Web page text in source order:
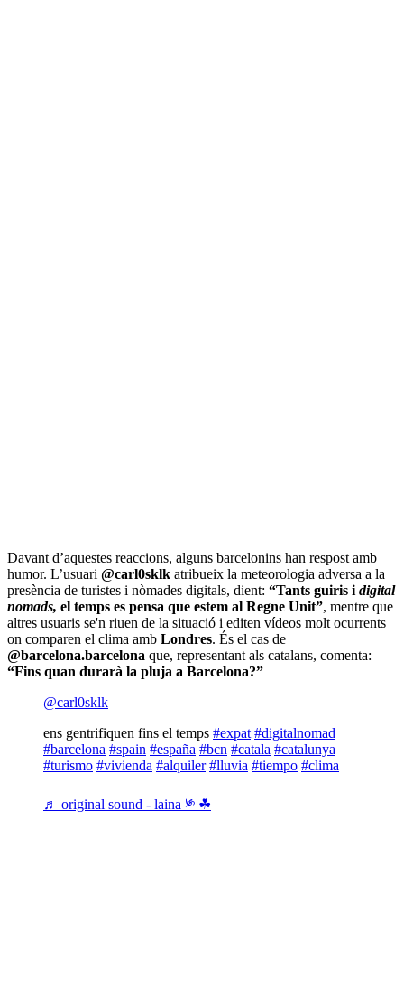
Davant d’aquestes reaccions, alguns barcelonins han respost amb
humor. L’usuari @carl0sklk atribueix la meteorologia adversa a la
presència de turistes i nòmades digitals, dient: “Tants guiris i digital
nomads, el temps es pensa que estem al Regne Unit”, mentre que
altres usuaris se'n riuen de la situació i editen vídeos molt ocurrents
on comparen el clima amb Londres. És el cas de
@barcelona.barcelona que, representant als catalans, comenta:
“Fins quan durarà la pluja a Barcelona?”
@carl0sklk
ens gentrifiquen fins el temps #expat #digitalnomad
#barcelona #spain #españa #bcn #catala #catalunya
#turismo #vivienda #alquiler #lluvia #tiempo #clima
♬ original sound - laina ༯ ☘︎